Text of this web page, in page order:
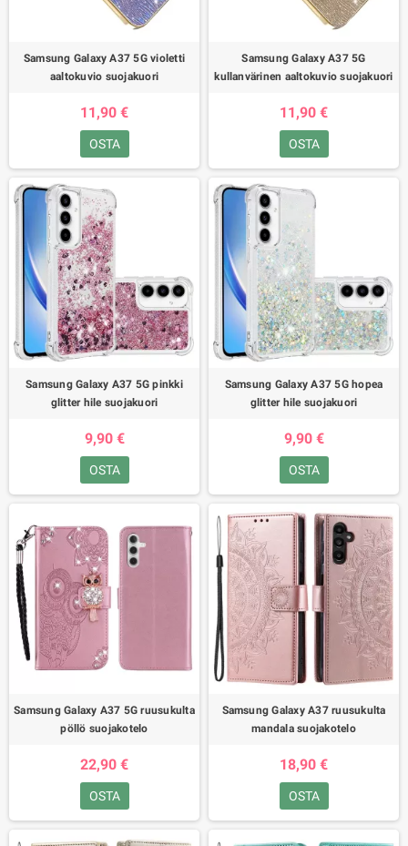
Samsung Galaxy A37 5G violetti
aaltokuvio suojakuori
11,90 €
OSTA
Samsung Galaxy A37 5G
kullanvärinen aaltokuvio suojakuori
11,90 €
OSTA
Samsung Galaxy A37 5G pinkki
glitter hile suojakuori
9,90 €
OSTA
Samsung Galaxy A37 5G hopea
glitter hile suojakuori
9,90 €
OSTA
Samsung Galaxy A37 5G ruusukulta
pöllö suojakotelo
22,90 €
OSTA
Samsung Galaxy A37 ruusukulta
mandala suojakotelo
18,90 €
OSTA